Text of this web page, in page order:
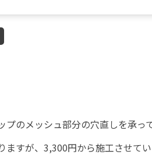
プのメッシュ部分の穴直しを承っ
ますが、3,300円から施工させてい